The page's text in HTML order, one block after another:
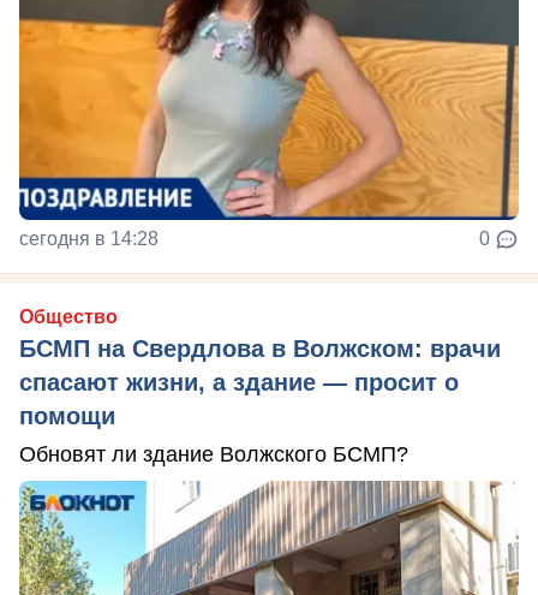
сегодня в 14:28 0
Общество
БСМП на Свердлова в Волжском: врачи
спасают жизни, а здание — просит о
помощи
Обновят ли здание Волжского БСМП?